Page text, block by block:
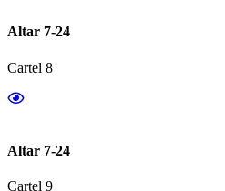
Altar 7-24
Cartel 8
Altar 7-24
Cartel 9